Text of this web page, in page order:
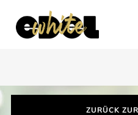
ZURÜCK